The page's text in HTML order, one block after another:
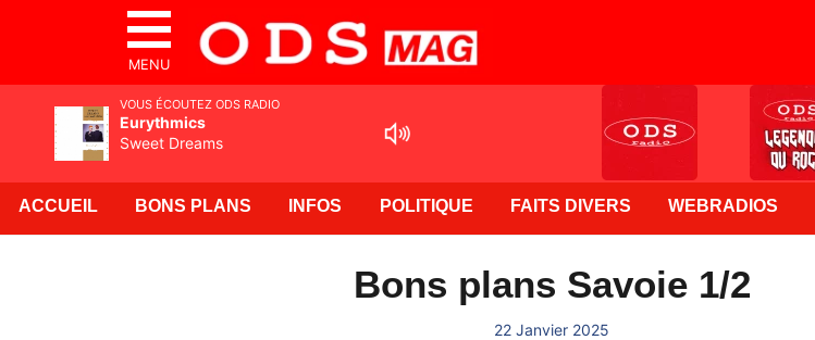
MENU
ACCUEIL BONS PLANS INFOS POLITIQUE FAITS DIVERS WEBRADIOS
Bons plans Savoie 1/2
22 Janvier 2025
VOUS ÉCOUTEZ ODS RADIO
Eurythmics
Sweet Dreams